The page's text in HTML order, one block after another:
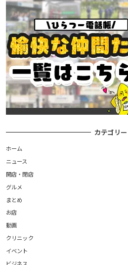
カテゴリー
ホーム
ニュース
開店・閉店
グルメ
まとめ
お店
動画
クリニック
イベント